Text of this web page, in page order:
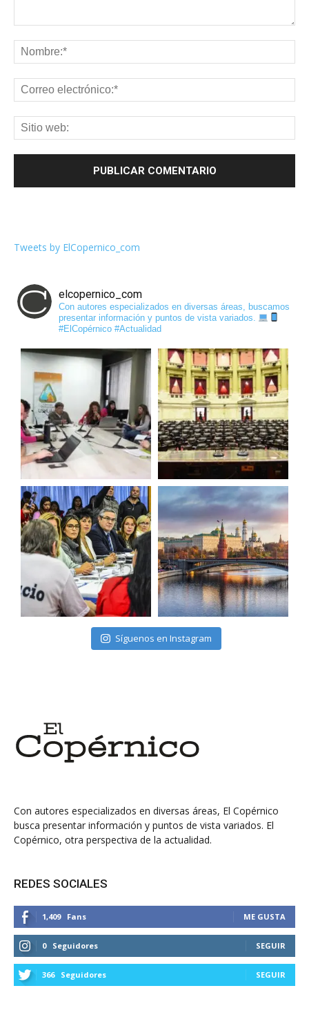
Tweets by ElCopernico_com
elcopernico_com
Con autores especializados en diversas áreas, buscamos
presentar información y puntos de vista variados.
#ElCopérnico #Actualidad
Síguenos en Instagram
Con autores especializados en diversas áreas, El Copérnico
busca presentar información y puntos de vista variados. El
Copérnico, otra perspectiva de la actualidad.
REDES SOCIALES
1,409 Fans ME GUSTA
0 Seguidores SEGUIR
366 Seguidores SEGUIR